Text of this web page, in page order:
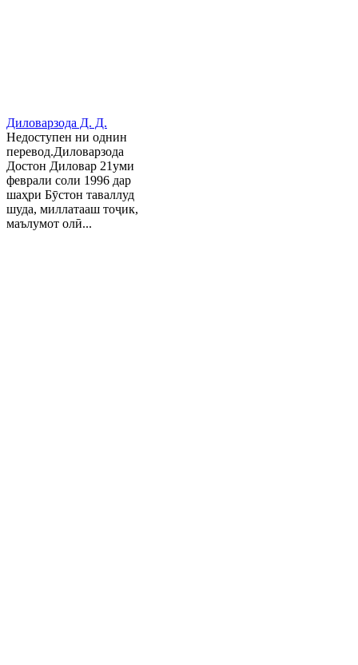
Диловарзода Д. Д.
Недоступен ни однин
перевод.Диловарзода
Достон Диловар 21уми
феврали соли 1996 дар
шаҳри Бӯстон таваллуд
шуда, миллатааш тоҷик,
маълумот олӣ...